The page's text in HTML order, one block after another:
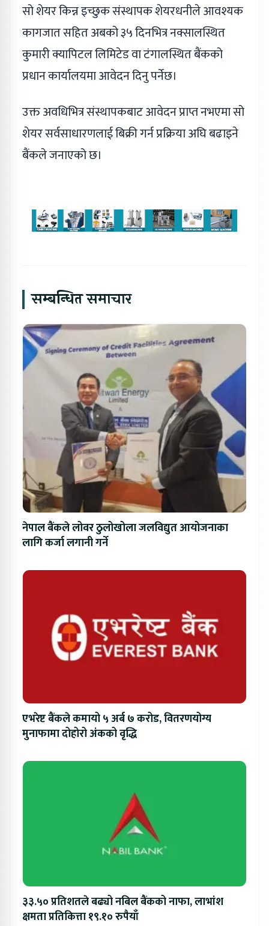
सो शेयर किन्न इच्छुक संस्थापक शेयरधनीले आवश्यक
कागजात सहित अबको ३५ दिनभित्र नक्सालस्थित
कुमारी क्यापिटल लिमिटेड वा टंगालस्थित बैंकको
प्रधान कार्यालयमा आवेदन दिनु पर्नेछ।
उक्त अवधिभित्र संस्थापकबाट आवेदन प्राप्त नभएमा सो
शेयर सर्वसाधारणलाई बिक्री गर्न प्रक्रिया अघि बढाइने
बैंकले जनाएको छ।
सम्बन्धित समाचार
नेपाल बैंकले लोवर ठुलोखोला जलविद्युत आयोजनाका
लागि कर्जा लगानी गर्ने
एभरेष्ट बैंकले कमायो ५ अर्ब ७ करोड, वितरणयोग्य
मुनाफामा दोहोरो अंकको वृद्धि
३३.५० प्रतिशतले बढ्यो नबिल बैंकको नाफा, लाभांश
क्षमता प्रतिकित्ता १९.१० रुपैयाँ